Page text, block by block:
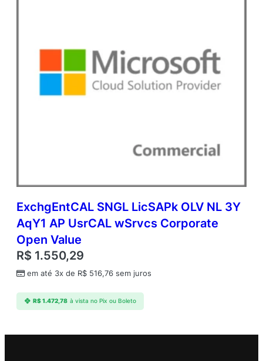
ExchgEntCAL SNGL LicSAPk OLV NL 3Y
AqY1 AP UsrCAL wSrvcs Corporate
Open Value
R$ 1.550,29
em até 3x de R$ 516,76 sem juros
R$1.472,78 à vista no Pix ou Boleto